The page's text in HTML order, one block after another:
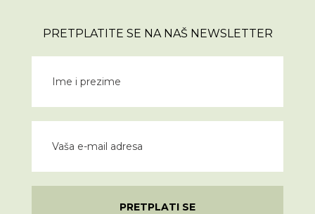
PRETPLATITE SE NA NAŠ NEWSLETTER
PRETPLATI SE